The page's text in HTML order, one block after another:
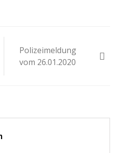
Polizeimeldung
vom 26.01.2020